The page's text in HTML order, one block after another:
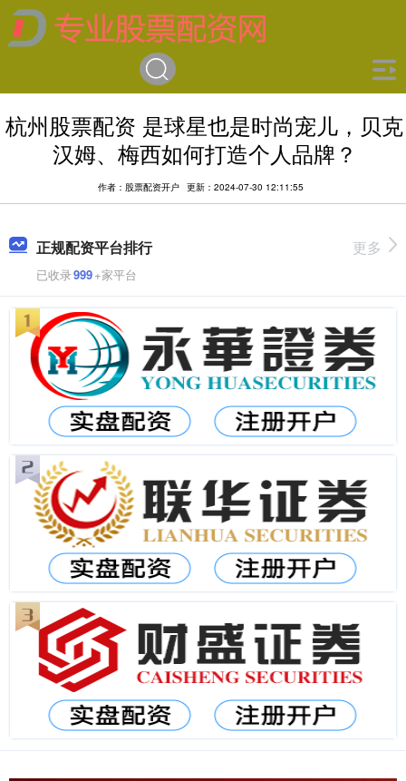
杭州股票配资 是球星也是时尚宠儿，贝克
汉姆、梅西如何打造个人品牌？
作者：股票配资开户 更新：2024-07-30 12:11:55
正规配资平台排行
已收录999+家平台
更多